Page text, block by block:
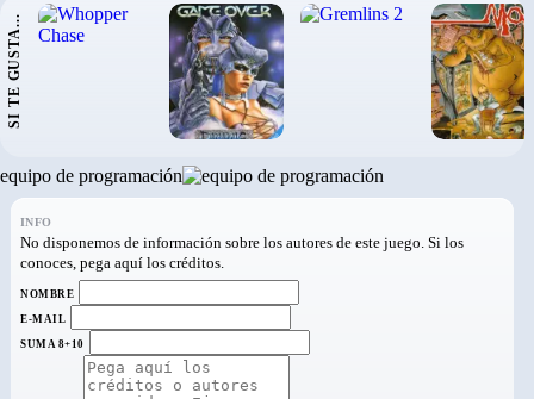
SI TE GUSTA... ›
equipo de programación
INFO
No disponemos de información sobre los autores de este juego. Si los
conoces, pega aquí los créditos.
NOMBRE
E-MAIL
SUMA 8+10